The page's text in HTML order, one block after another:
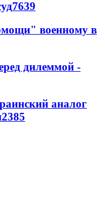
7639
военному в
дилеммой -
аналог
2385